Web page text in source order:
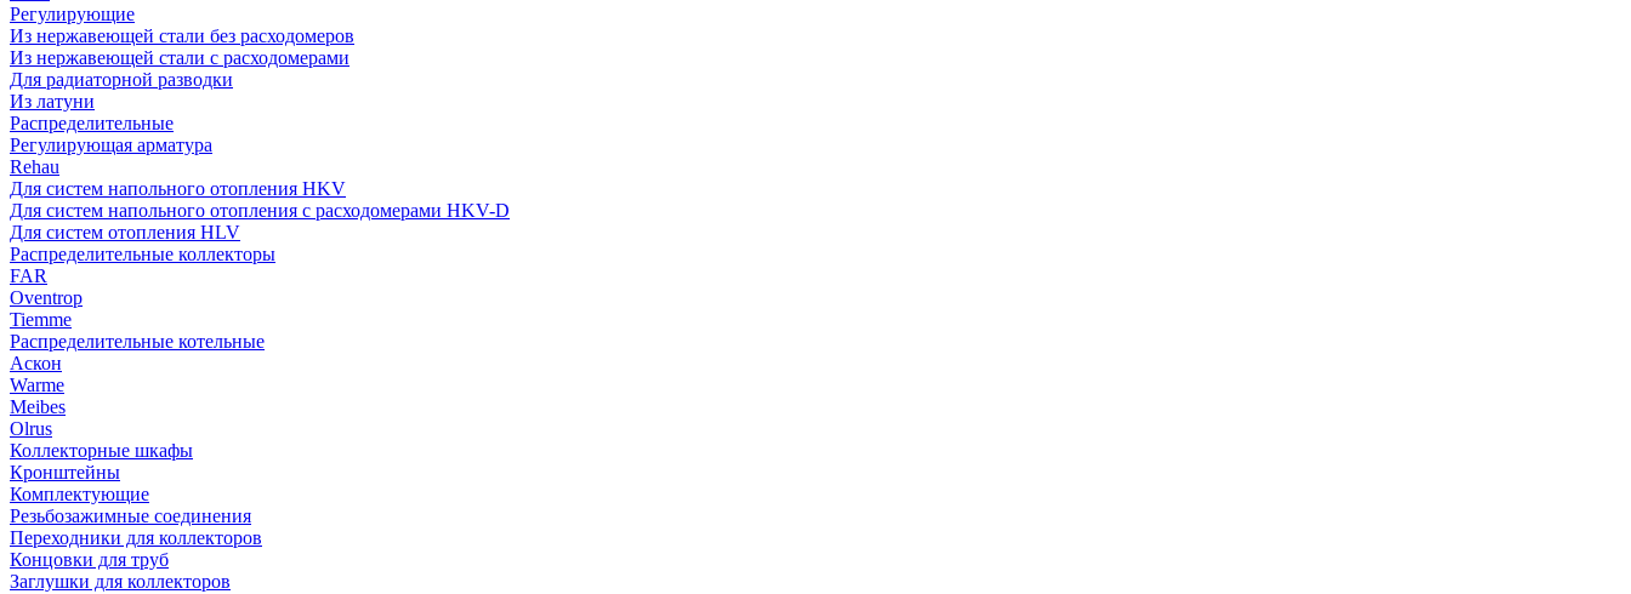
Регулирующие
Из нержавеющей стали без расходомеров
Из нержавеющей стали с расходомерами
Для радиаторной разводки
Из латуни
Распределительные
Регулирующая арматура
Rehau
Для систем напольного отопления HKV
Для систем напольного отопления с расходомерами HKV-D
Для систем отопления HLV
Распределительные коллекторы
FAR
Oventrop
Tiemme
Распределительные котельные
Аскон
Warme
Meibes
Olrus
Коллекторные шкафы
Кронштейны
Комплектующие
Резьбозажимные соединения
Переходники для коллекторов
Концовки для труб
Заглушки для коллекторов